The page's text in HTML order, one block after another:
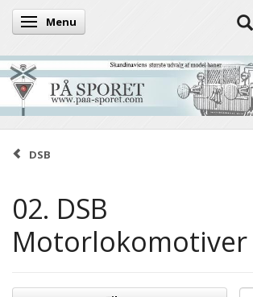
Skifte navigation
Menu
DSB
02. DSB
Motorlokomotiver